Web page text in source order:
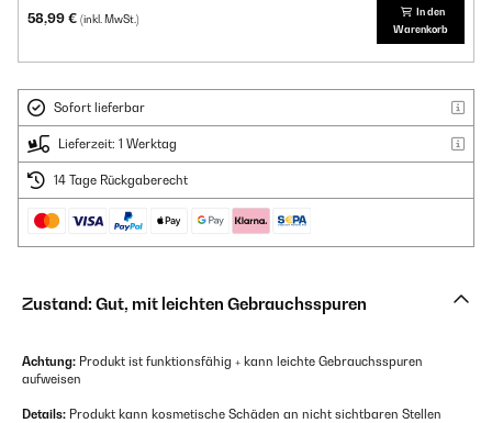
58,99 € (inkl. MwSt.)
In den
Warenkorb
Sofort lieferbar
Lieferzeit: 1 Werktag
14 Tage Rückgaberecht
Zustand: Gut, mit leichten Gebrauchsspuren
Achtung: Produkt ist funktionsfähig + kann leichte Gebrauchsspuren
aufweisen
Details: Produkt kann kosmetische Schäden an nicht sichtbaren Stellen